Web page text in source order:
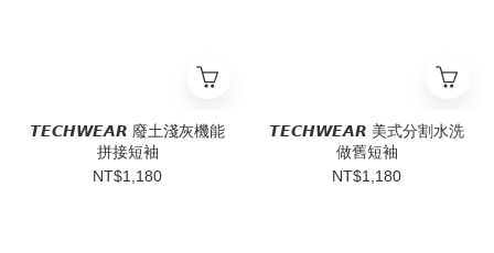
𝙏𝙀𝘾𝙃𝙒𝙀𝘼𝙍 廢土淺灰機能
拼接短袖
NT$1,180
𝙏𝙀𝘾𝙃𝙒𝙀𝘼𝙍 美式分割水洗
做舊短袖
NT$1,180